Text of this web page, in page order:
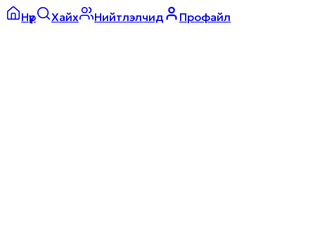
Нүүр Хайх Нийтлэлчид Профайл